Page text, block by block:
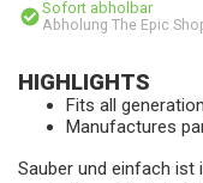
Sofort abholbar
Abholung The Epic
HIGHLIGHTS
Fits all
Manufactures
Sauber und einfach ist